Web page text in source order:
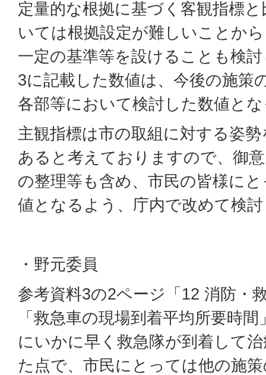
定量的な根拠に基づく客観指標
いては根拠設定が難しいことか
一定の基準等を設けることも検
3に記載した数値は、今後の施策
各部等において検討した数値と
主観指標は市の取組に対する姿
あると考えておりますので、御
の整理等も含め、市民の皆様に
値となるよう、庁内で改めて検
・野元委員
参考資料3の2ページ「12 消防・
「救急車の現場到着平均所要時
にいかに早く救急隊が到着して
た点で、市民にとっては他の施